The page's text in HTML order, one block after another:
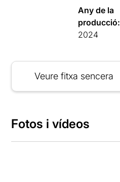
Any de la
producció:
2024
Veure fitxa sencera
Fotos i vídeos